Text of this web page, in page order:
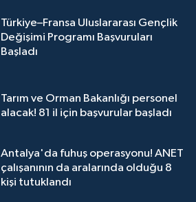
Türkiye–Fransa Uluslararası Gençlik
Değişimi Programı Başvuruları
Başladı
Tarım ve Orman Bakanlığı personel
alacak! 81 il için başvurular başladı
Antalya'da fuhuş operasyonu! ANET
çalışanının da aralarında olduğu 8
kişi tutuklandı